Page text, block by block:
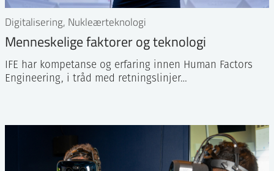
Digitalisering, Nukleærteknologi
Menneskelige faktorer og teknologi
IFE har kompetanse og erfaring innen Human Factors
Engineering, i tråd med retningslinjer…